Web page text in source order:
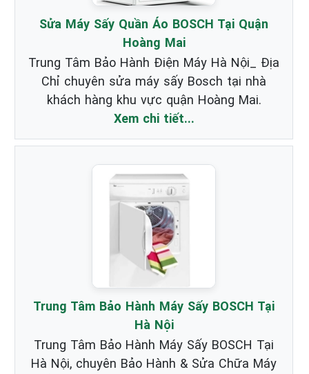
Sửa Máy Sấy Quần Áo BOSCH Tại Quận
Hoàng Mai
Trung Tâm Bảo Hành Điện Máy Hà Nội_ Địa
Chỉ chuyên sửa máy sấy Bosch tại nhà
khách hàng khu vực quận Hoàng Mai.
Xem chi tiết...
Trung Tâm Bảo Hành Máy Sấy BOSCH Tại
Hà Nội
Trung Tâm Bảo Hành Máy Sấy BOSCH Tại
Hà Nội, chuyên Bảo Hành & Sửa Chữa Máy